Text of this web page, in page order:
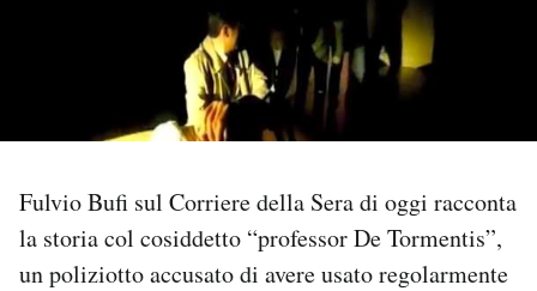
SHOP
Fulvio Bufi sul Corriere della Sera di oggi racconta
la storia col cosiddetto “professor De Tormentis”,
un poliziotto accusato di avere usato regolarmente